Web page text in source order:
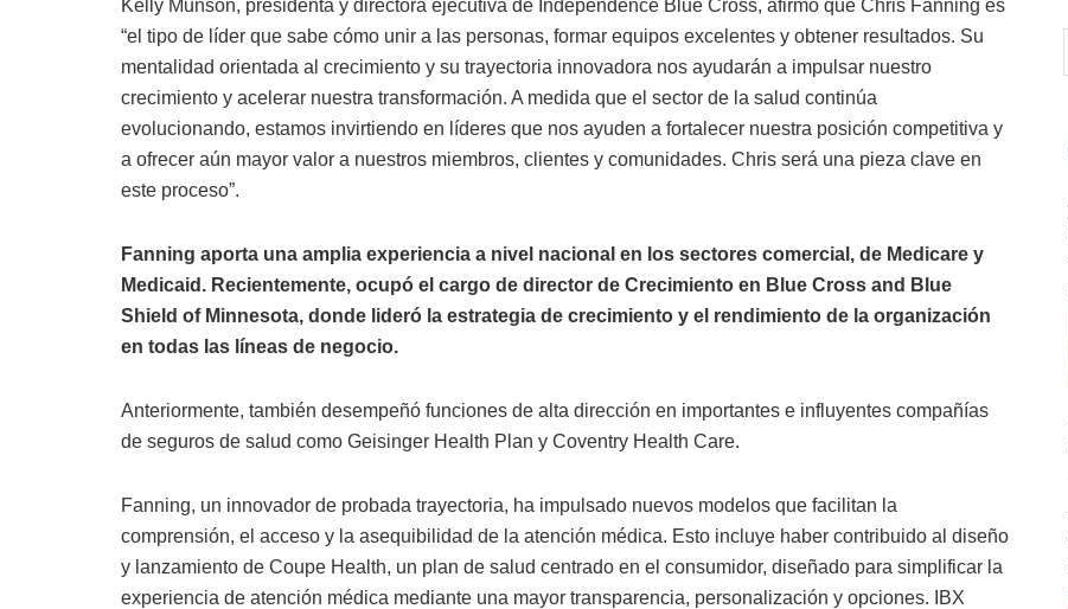
Kelly Munson, presidenta y directora ejecutiva de Independence Blue Cross, afirmó que Chris Fanning es
“el tipo de líder que sabe cómo unir a las personas, formar equipos excelentes y obtener resultados. Su
mentalidad orientada al crecimiento y su trayectoria innovadora nos ayudarán a impulsar nuestro
crecimiento y acelerar nuestra transformación. A medida que el sector de la salud continúa
evolucionando, estamos invirtiendo en líderes que nos ayuden a fortalecer nuestra posición competitiva y
a ofrecer aún mayor valor a nuestros miembros, clientes y comunidades. Chris será una pieza clave en
este proceso”.
Fanning aporta una amplia experiencia a nivel nacional en los sectores comercial, de Medicare y
Medicaid. Recientemente, ocupó el cargo de director de Crecimiento en Blue Cross and Blue
Shield of Minnesota, donde lideró la estrategia de crecimiento y el rendimiento de la organización
en todas las líneas de negocio.
Anteriormente, también desempeñó funciones de alta dirección en importantes e influyentes compañías
de seguros de salud como Geisinger Health Plan y Coventry Health Care.
Fanning, un innovador de probada trayectoria, ha impulsado nuevos modelos que facilitan la
comprensión, el acceso y la asequibilidad de la atención médica. Esto incluye haber contribuido al diseño
y lanzamiento de Coupe Health, un plan de salud centrado en el consumidor, diseñado para simplificar la
experiencia de atención médica mediante una mayor transparencia, personalización y opciones. IBX